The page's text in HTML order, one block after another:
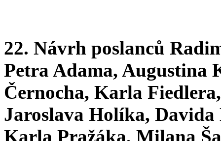
22. Návrh poslanců
Petra Adama,
Černocha, Karla
Jaroslava Holíka,
Karla Pražáka, Milana